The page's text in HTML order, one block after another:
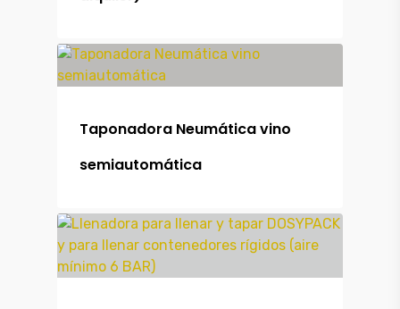
Taponadora Neumática vino
semiautomática
Alquiler
Outlet